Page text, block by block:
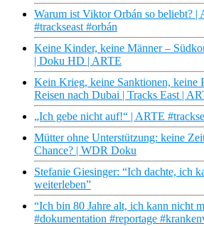
Warum ist Viktor Orbán so beliebt? |
#trackseast #orbán
Keine Kinder, keine Männer –
| Doku HD | ARTE
Kein Krieg, keine Sanktionen, keine
Reisen nach Dubai | Tracks East |
„Ich gebe nicht auf!“ | ARTE
Mütter ohne Unterstützung: keine
Chance? | WDR Doku
Stefanie Giesinger: “Ich dachte, ich
weiterleben”
“Ich bin 80 Jahre alt, ich kann nicht
#dokumentation #reportage